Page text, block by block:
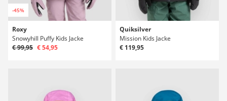
-45%
Roxy
Snowyhill Puffy Kids Jacke
€ 99,95 € 54,95
Quiksilver
Mission Kids Jacke
€ 119,95